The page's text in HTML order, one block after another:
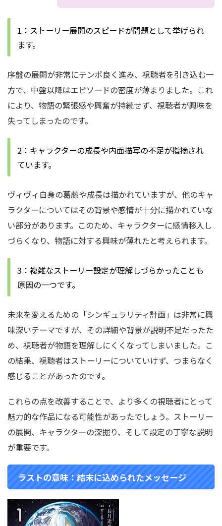
1：ストーリー展開のスピードが問題として挙げられ
ます。
序盤の展開が非常にテンポ良く進み、視聴者を引き込む一
方で、中盤以降はエピソードの密度が薄まりました。これ
により、物語の緊張感や興奮が持続せず、視聴者が興味を
失ってしまったのです。
2：キャラクターの成長や内面描写の不足が指摘され
ています。
ヴィヴィ自身の葛藤や成長は描かれていますが、他のキャ
ラクターについてはその背景や感情が十分に描かれていな
い部分があります。このため、キャラクターに感情移入し
づらくなり、物語に対する興味が薄れたと考えられます。
3：複雑なストーリー設定が理解しづらかったことも
原因の一つです。
未来を変えるための「シンギュラリティ計画」は非常に興
味深いテーマですが、その詳細や背景が説明不足だったた
め、視聴者が物語を理解しにくくなってしまいました。こ
の結果、視聴者はストーリーについていけず、つまらなく
感じることがあったのです。
これらの点を改善することで、より多くの視聴者にとって
魅力的な作品になる可能性があったでしょう。ストーリー
の展開、キャラクターの深掘り、そして設定の丁寧な説明
が重要です。
ラストの意味：結末に込められたメッセージ